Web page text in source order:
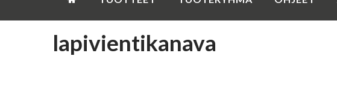
lapivientikanava